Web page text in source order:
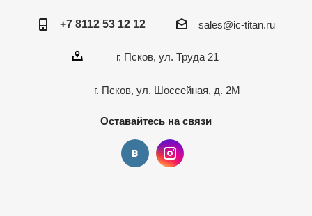
+7 8112 53 12 12 sales@ic-titan.ru
г. Псков, ул. Труда 21
г. Псков, ул. Шоссейная, д. 2М
Оставайтесь на связи